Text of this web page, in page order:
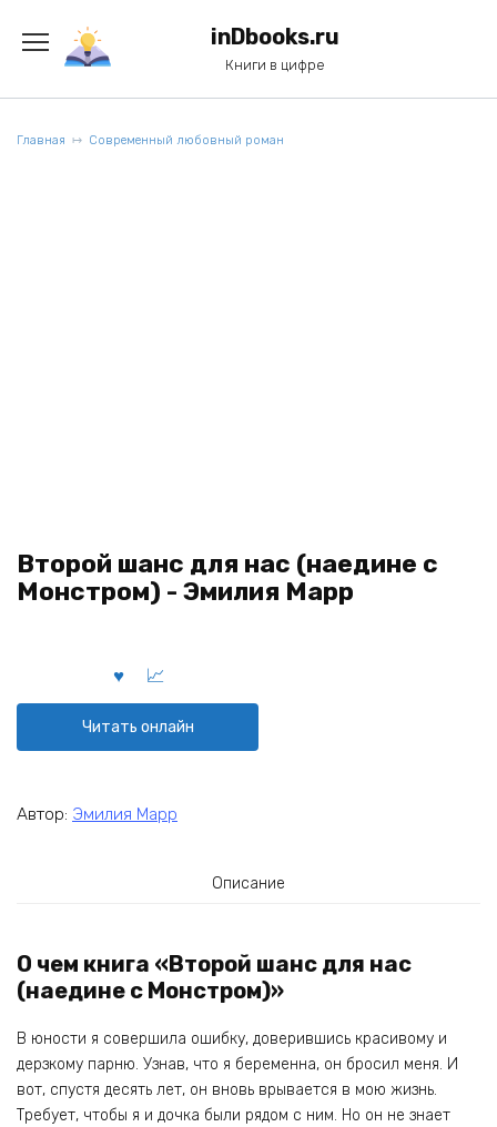
содержанию
inDbooks.ru
Книги в цифре
Главная Современный любовный роман
Второй шанс для нас (наедине с
Монстром) - Эмилия Марр
Читать онлайн
Автор: Эмилия Марр
Описание
О чем книга «Второй шанс для нас
(наедине с Монстром)»
В юности я совершила ошибку, доверившись красивому и
дерзкому парню. Узнав, что я беременна, он бросил меня. И
вот, спустя десять лет, он вновь врывается в мою жизнь.
Требует, чтобы я и дочка были рядом с ним. Но он не знает